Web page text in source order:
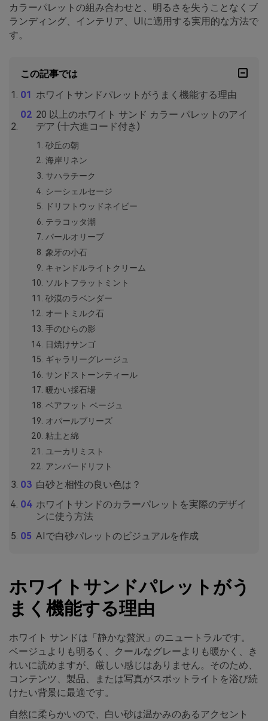
カラーパレットの組み合わせと、明るさを失うことなくブ
ランディング、インテリア、UIに適用する実用的な方法で
す。
この記事では
ホワイトサンドパレットがうまく機能する理由
20 以上のホワイト サンド カラー パレットのアイ
デア (十六進コード付き)
砂丘の朝
海岸リネン
サハラチーク
シーシェルセージ
ドリフトウッドネイビー
テラコッタ潮
パールオリーブ
象牙の小石
キャンドルライトクリーム
ソルトフラットミント
砂漠のラベンダー
オートミルク石
手のひらの影
日焼けサンゴ
ギャラリーグレージュ
サンドストーンティール
暖かい採石場
ベアフット ベージュ
オパールブリーズ
粘土と綿
ユーカリミスト
アンバードリフト
白砂と相性の良い色は？
ホワイトサンドのカラーパレットを実際のデザイ
ンに使う方法
AIで白砂パレットのビジュアルを作成
ホワイトサンドパレットがう
まく機能する理由
ホワイト サンドは「静かな贅沢」のニュートラルです。
ベージュよりも明るく、クールなグレーよりも暖かく、き
れいに読めますが、厳しい感じはありません。そのため、
コンテンツ、製品、または写真がスポットライトを浴び続
けたい背景に最適です。
自然に柔らかいので、白い砂は温かみのあるアクセント